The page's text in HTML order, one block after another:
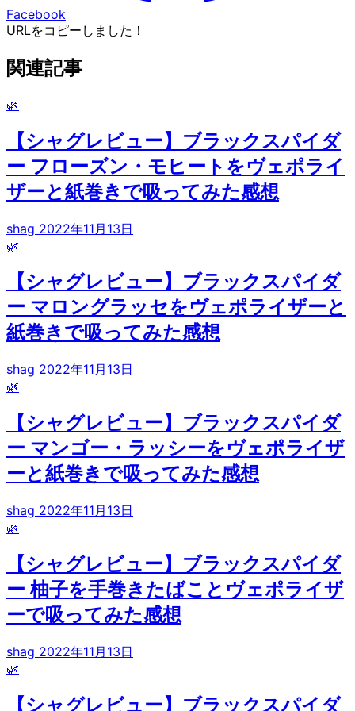
Facebook
URLをコピーしました！
関連記事
🌿
【シャグレビュー】ブラックスパイダ
ー フローズン・モヒートをヴェポライ
ザーと紙巻きで吸ってみた感想
shag 2022年11月13日
🌿
【シャグレビュー】ブラックスパイダ
ー マロングラッセをヴェポライザーと
紙巻きで吸ってみた感想
shag 2022年11月13日
🌿
【シャグレビュー】ブラックスパイダ
ー マンゴー・ラッシーをヴェポライザ
ーと紙巻きで吸ってみた感想
shag 2022年11月13日
🌿
【シャグレビュー】ブラックスパイダ
ー 柚子を手巻きたばことヴェポライザ
ーで吸ってみた感想
shag 2022年11月13日
🌿
【シャグレビュー】ブラックスパイダ